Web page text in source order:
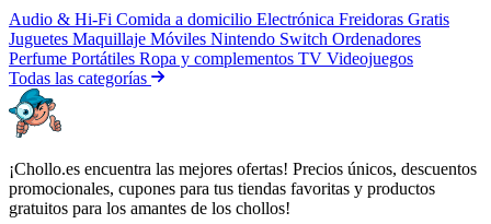
Audio & Hi-Fi Comida a domicilio Electrónica Freidoras Gratis
Juguetes Maquillaje Móviles Nintendo Switch Ordenadores
Perfume Portátiles Ropa y complementos TV Videojuegos
Todas las categorías
¡Chollo.es encuentra las mejores ofertas! Precios únicos, descuentos
promocionales, cupones para tus tiendas favoritas y productos
gratuitos para los amantes de los chollos!